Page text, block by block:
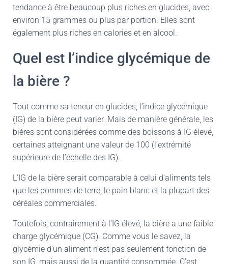
tendance à être beaucoup plus riches en glucides, avec
environ 15 grammes ou plus par portion. Elles sont
également plus riches en calories et en alcool.
Quel est l’indice glycémique de
la bière ?
Tout comme sa teneur en glucides, l’indice glycémique
(IG) de la bière peut varier. Mais de manière générale, les
bières sont considérées comme des boissons à IG élevé,
certaines atteignant une valeur de 100 (l’extrémité
supérieure de l’échelle des IG).
L’IG de la bière serait comparable à celui d’aliments tels
que les pommes de terre, le pain blanc et la plupart des
céréales commerciales.
Toutefois, contrairement à l’IG élevé, la bière a une faible
charge glycémique (CG). Comme vous le savez, la
glycémie d’un aliment n’est pas seulement fonction de
son IG, mais aussi de la quantité consommée. C’est